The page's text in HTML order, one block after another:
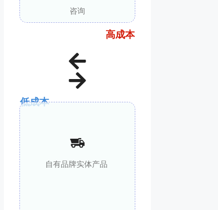
咨询
高成本
低成本
自有品牌实体产品